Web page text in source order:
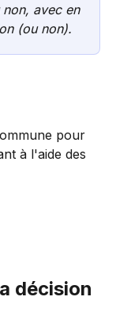
avec en
(ou non).
pour
à l'aide des
décision